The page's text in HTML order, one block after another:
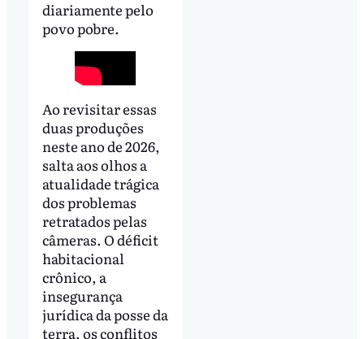
diariamente pelo
povo pobre.
Ao revisitar essas
duas produções
neste ano de 2026,
salta aos olhos a
atualidade trágica
dos problemas
retratados pelas
câmeras. O déficit
habitacional
crônico, a
insegurança
jurídica da posse da
terra, os conflitos